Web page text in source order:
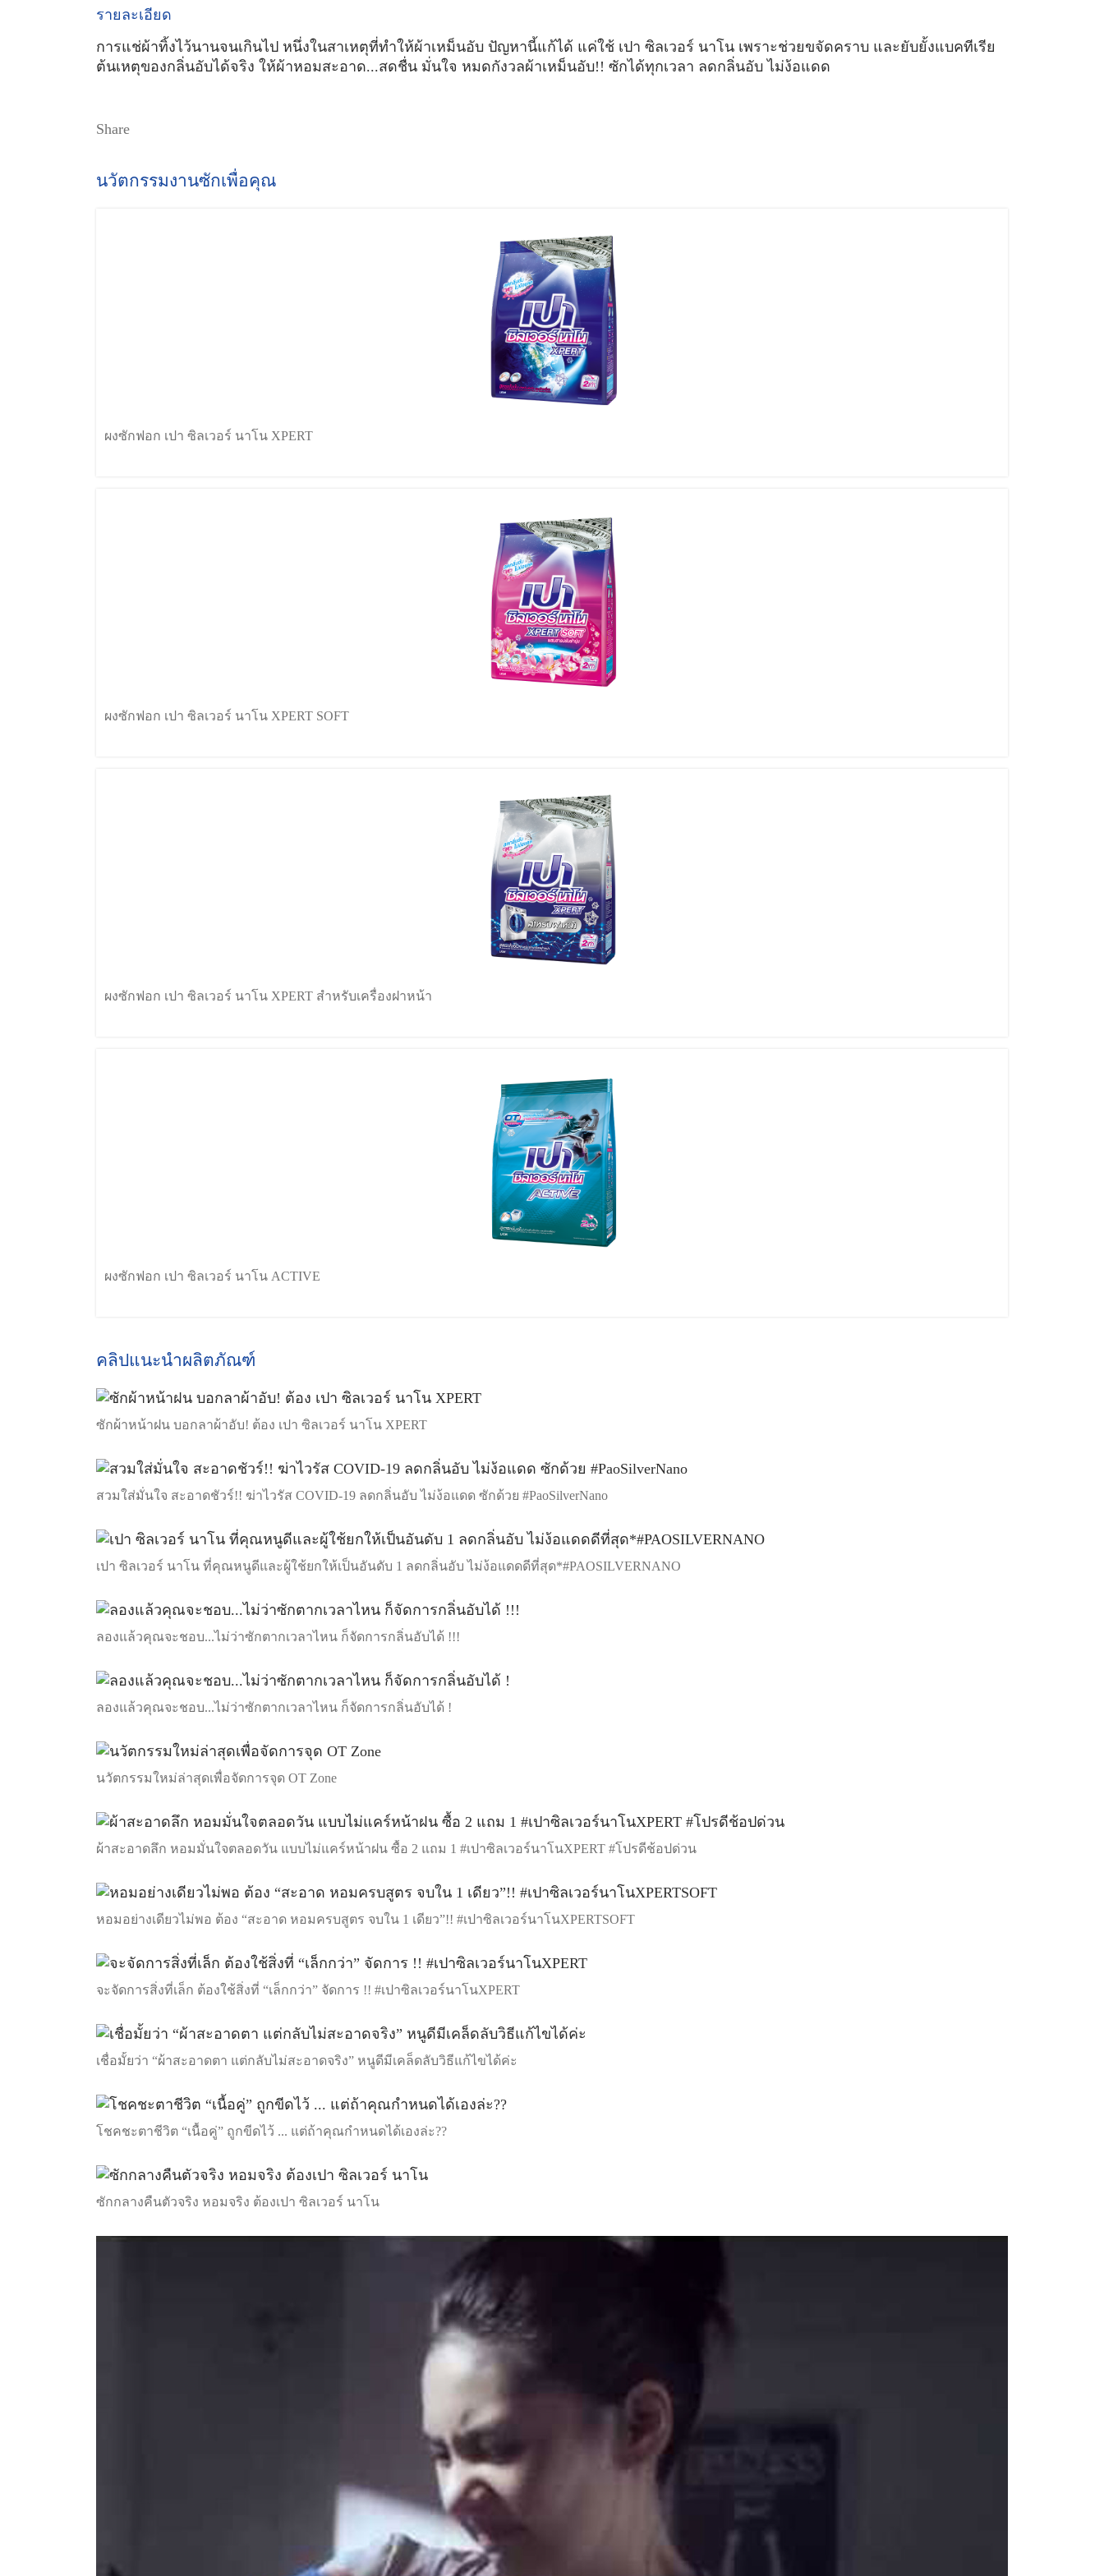
รายละเอียด
การแช่ผ้าทิ้งไว้นานจนเกินไป หนึ่งในสาเหตุที่ทำให้ผ้าเหม็นอับ ปัญหานี้แก้ได้ แค่ใช้ เปา ซิลเวอร์ นาโน เพราะช่วยขจัดคราบ และยับยั้งแบคทีเรีย
ต้นเหตุของกลิ่นอับได้จริง ให้ผ้าหอมสะอาด...สดชื่น มั่นใจ หมดกังวลผ้าเหม็นอับ!! ซักได้ทุกเวลา ลดกลิ่นอับ ไม่ง้อแดด
Share
นวัตกรรมงานซักเพื่อคุณ
ผงซักฟอก เปา ซิลเวอร์ นาโน XPERT
ผงซักฟอก เปา ซิลเวอร์ นาโน XPERT SOFT
ผงซักฟอก เปา ซิลเวอร์ นาโน XPERT สำหรับเครื่องฝาหน้า
ผงซักฟอก เปา ซิลเวอร์ นาโน ACTIVE
คลิปแนะนำผลิตภัณฑ์
ซักผ้าหน้าฝน บอกลาผ้าอับ! ต้อง เปา ซิลเวอร์ นาโน XPERT
สวมใส่มั่นใจ สะอาดชัวร์!! ฆ่าไวรัส COVID-19 ลดกลิ่นอับ ไม่ง้อแดด ซักด้วย #PaoSilverNano
เปา ซิลเวอร์ นาโน ที่คุณหนูดีและผู้ใช้ยกให้เป็นอันดับ 1 ลดกลิ่นอับ ไม่ง้อแดดดีที่สุด*#PAOSILVERNANO
ลองแล้วคุณจะชอบ...ไม่ว่าซักตากเวลาไหน ก็จัดการกลิ่นอับได้ !!!
ลองแล้วคุณจะชอบ...ไม่ว่าซักตากเวลาไหน ก็จัดการกลิ่นอับได้ !
นวัตกรรมใหม่ล่าสุดเพื่อจัดการจุด OT Zone
ผ้าสะอาดลึก หอมมั่นใจตลอดวัน แบบไม่แคร์หน้าฝน ซื้อ 2 แถม 1 #เปาซิลเวอร์นาโนXPERT #โปรดีช้อปด่วน
หอมอย่างเดียวไม่พอ ต้อง “สะอาด หอมครบสูตร จบใน 1 เดียว”!! #เปาซิลเวอร์นาโนXPERTSOFT
จะจัดการสิ่งที่เล็ก ต้องใช้สิ่งที่ “เล็กกว่า” จัดการ !! #เปาซิลเวอร์นาโนXPERT
เชื่อมั้ยว่า “ผ้าสะอาดตา แต่กลับไม่สะอาดจริง” หนูดีมีเคล็ดลับวิธีแก้ไขได้ค่ะ
โชคชะตาชีวิต “เนื้อคู่” ถูกขีดไว้ ... แต่ถ้าคุณกำหนดได้เองล่ะ??
ซักกลางคืนตัวจริง หอมจริง ต้องเปา ซิลเวอร์ นาโน